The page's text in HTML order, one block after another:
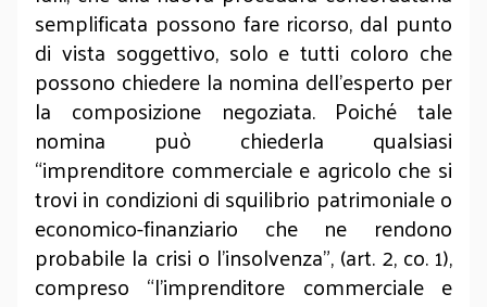
semplificata possono fare ricorso, dal punto
di vista soggettivo, solo e tutti coloro che
possono chiedere la nomina dell’esperto per
la composizione negoziata. Poiché tale
nomina può chiederla qualsiasi
“imprenditore commerciale e agricolo che si
trovi in condizioni di squilibrio patrimoniale o
economico-finanziario che ne rendono
probabile la crisi o l'insolvenza”, (art. 2, co. 1),
compreso “l'imprenditore commerciale e